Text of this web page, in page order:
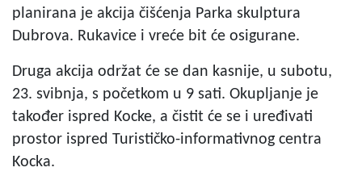
planirana je akcija čišćenja Parka skulptura
Dubrova. Rukavice i vreće bit će osigurane.
Druga akcija održat će se dan kasnije, u subotu,
23. svibnja, s početkom u 9 sati. Okupljanje je
također ispred Kocke, a čistit će se i uređivati
prostor ispred Turističko-informativnog centra
Kocka.